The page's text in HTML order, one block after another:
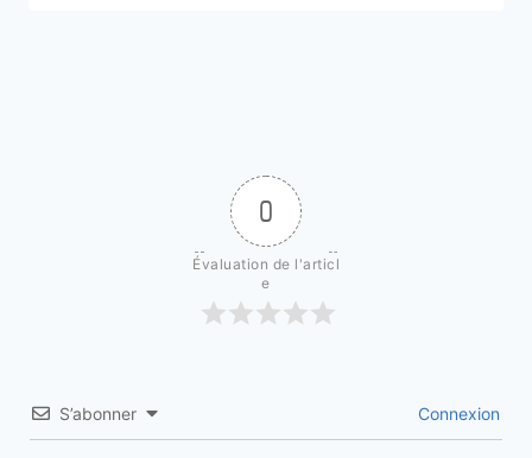
0
Évaluation de l'articl
e
S’abonner Connexion